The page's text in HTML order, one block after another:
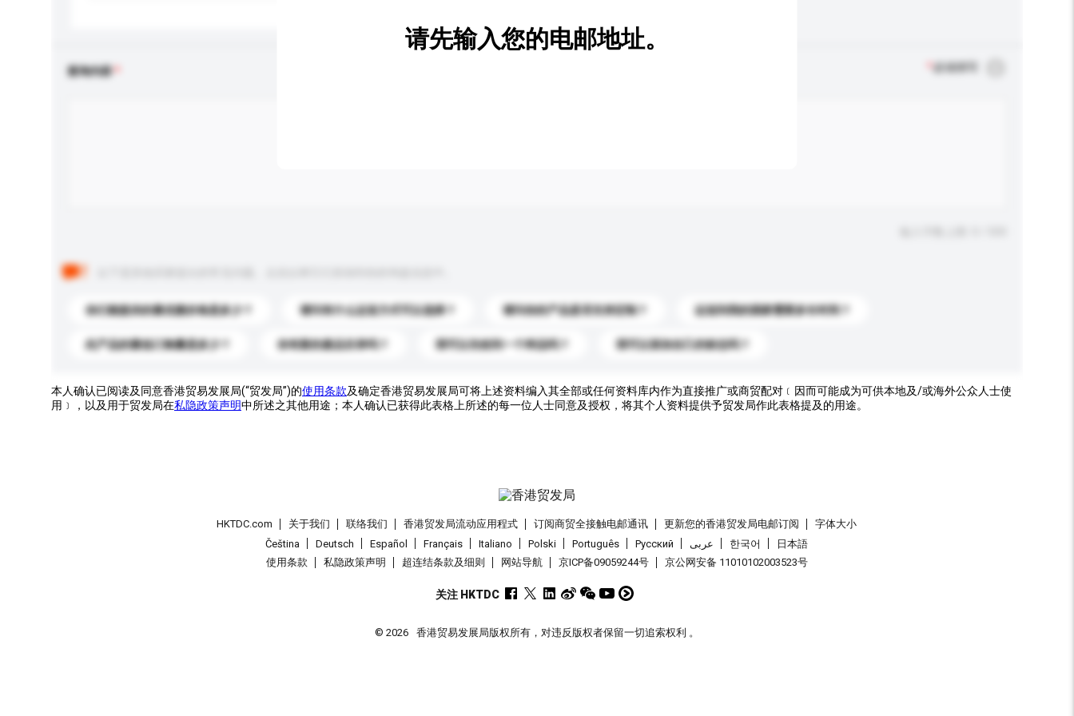
查询内容 必须填写
你们能提供的最优惠价格是多少？ 请问有什么运送方式可以选择？ 请问你的产品是否支持定制？ 运送到我的国家需要多长时间？
此产品的最低订购量是多少？ 你有新的產品目录吗？ 我可以先收到一个样品吗？ 我可以添加自己的标志吗？
请先输入您的电邮地址。
本人确认已阅读及同意香港贸易发展局(“贸发局”)的使用条款及确定香港贸易发展局可将上述资料编入其全部或任何资料库内作为直接推广或商贸配对﹝因而可能成为可供本地及/或海外公众人士使
用﹞，以及用于贸发局在私隐政策声明中所述之其他用途；本人确认已获得此表格上所述的每一位人士同意及授权，将其个人资料提供予贸发局作此表格提及的用途。
HKTDC.com 关于我们 联络我们 香港贸发局流动应用程式 订阅商贸全接触电邮通讯 更新您的香港贸发局电邮订阅
字体大小
Čeština
Deutsch Español Français Italiano Polski Português Pусский عربى 한국어
日本語
使用条款
私隐政策声明 超连结条款及细则 网站导航 京ICP备09059244号 京公网安备 11010102003523号
关注 HKTDC
© 2026 香港贸易发展局版权所有，对违反版权者保留一切追索权利 。